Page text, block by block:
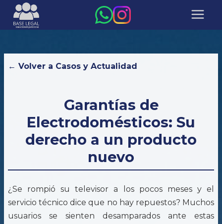
← Volver a Casos y Actualidad
Garantías de
Electrodomésticos: Su
derecho a un producto
nuevo
¿Se rompió su televisor a los pocos meses y el
servicio técnico dice que no hay repuestos? Muchos
usuarios se sienten desamparados ante estas